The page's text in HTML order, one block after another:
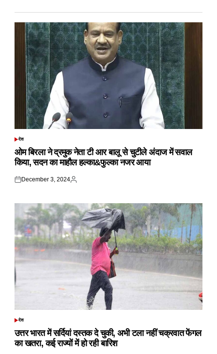
POSTED
देश
ओम बिरला ने द्रमुक नेता टी आर बालू से चुटीले अंदाज में सवाल
किया, सदन का माहौल हल्का&फुल्का नजर आया
Posted
December 3, 2024
Posted
POSTED
देश
उत्तर भारत में सर्दियां दस्तक दे चुकी, अभी टला नहीं चक्रवात फेंगल
का खतरा, कई राज्यों में हो रही बारिश